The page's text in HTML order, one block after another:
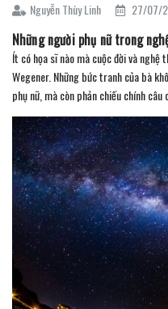
Nguyễn Thùy Linh 27/07/
Những người phụ nữ trong
Ít có họa sĩ nào mà cuộc đời và nghệ
Wegener. Những bức tranh của bà
phụ nữ, mà còn phản chiếu chính câu